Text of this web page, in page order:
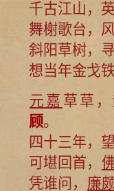
千古江山，
舞榭歌台，
斜阳草树，
想当年金戈
元嘉 草草，
顾。
四十三年，
可堪回首，
凭谁问，
廉